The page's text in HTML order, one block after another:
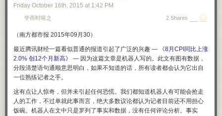
Friday October 16th, 2015 at 1:42 PM
学而时嘻之 2 Shares
（南方都市报 2015年09月30）
最近腾讯财经一篇看似普通的报道引起了广泛的兴趣 —
《8月CPI同比上涨
2.0% 创12个月新高》
— 因为这篇文章是机器人写的。此文有图有数据，
分段清楚语句通顺意思明白，如果不知道的话，所有读者都会认为它出自
一位熟练记者之手。
这有点让人惊奇，但并未引起任何恐慌。我们都知道机器人有可能会抢走
人的工作，不过单就此事而言，绝大多数议论都认为记者目前还不用担心
饭碗。机器人在文中只是罗列了事实和数据，没有任何评论分析。事实